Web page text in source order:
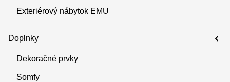
Exteriérový nábytok EMU
Doplnky
Dekoračné prvky
Somfy